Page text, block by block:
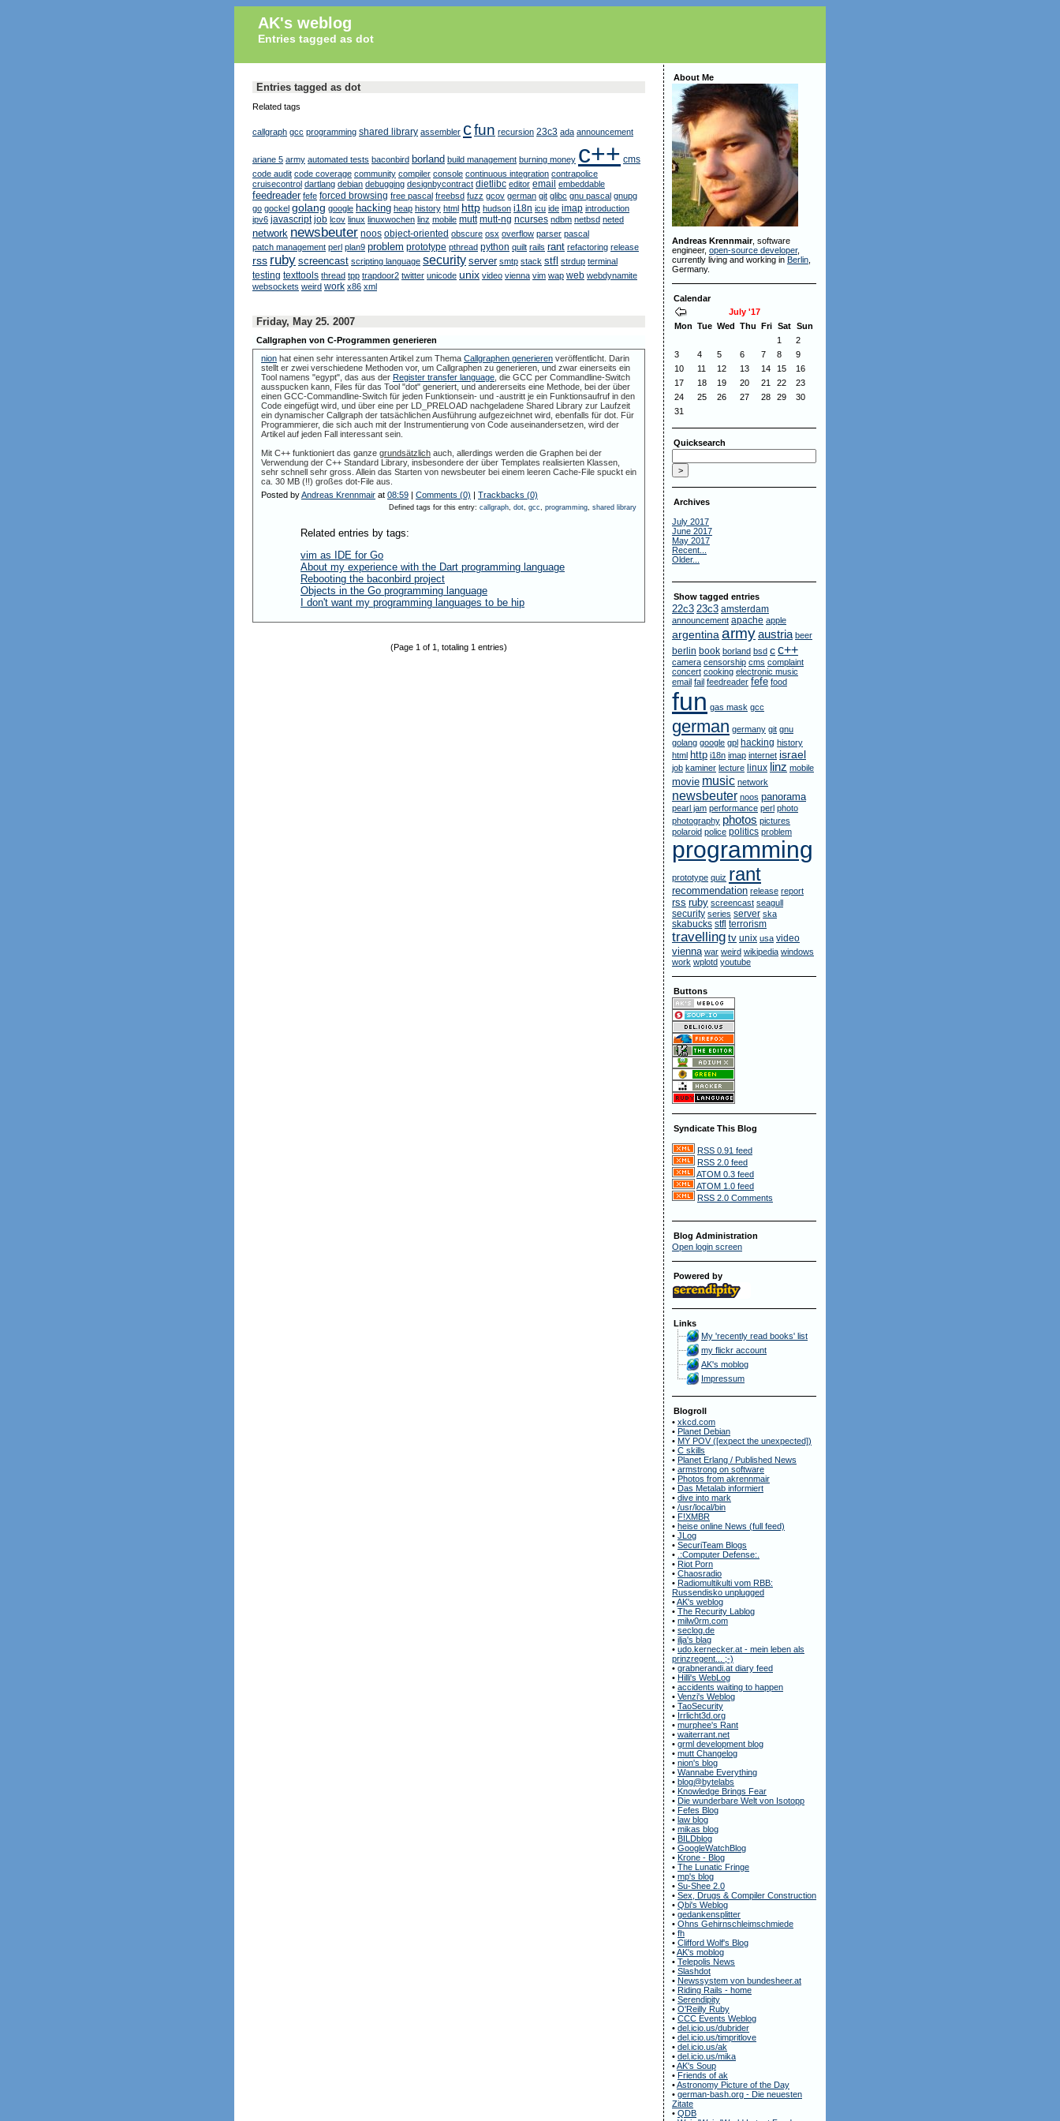
AK's weblog
Entries tagged as dot
Entries tagged as dot
Related tags
callgraph gcc programming shared library assembler cfun recursion 23c3 ada announcement
ariane 5 army automated tests baconbird borland build management burning money c++ cms
code audit code coverage community compiler console continuous integration contrapolice
cruisecontrol dartlang debian debugging designbycontract dietlibc editor email embeddable
feedreader fefe forced browsing free pascal freebsd fuzz gcov german git glibc gnu pascal gnupg
go gockel golang google hacking heap history html http hudson i18n icu ide imap introduction
ipv6 javascript job lcov linux linuxwochen linz mobile mutt mutt-ng ncurses ndbm netbsd neted
network newsbeuter noos object-oriented obscure osx overflow parser pascal
patch management perl plan9 problem prototype pthread python quilt rails rant refactoring release
rss ruby screencast scripting language security server smtp stack stfl strdup terminal
testing texttools thread tpp trapdoor2 twitter unicode unix video vienna vim wap web webdynamite
websockets weird work x86 xml
Friday, May 25. 2007
Callgraphen von C-Programmen generieren
nion hat einen sehr interessanten Artikel zum Thema Callgraphen generieren veröffentlicht. Darin
stellt er zwei verschiedene Methoden vor, um Callgraphen zu generieren, und zwar einerseits ein
Tool namens "egypt", das aus der Register transfer language , die GCC per Commandline-Switch
ausspucken kann, Files für das Tool "dot" generiert, und andererseits eine Methode, bei der über
einen GCC-Commandline-Switch für jeden Funktionsein- und -austritt je ein Funktionsaufruf in den
Code eingefügt wird, und über eine per LD_PRELOAD nachgeladene Shared Library zur Laufzeit
ein dynamischer Callgraph der tatsächlichen Ausführung aufgezeichnet wird, ebenfalls für dot. Für
Programmierer, die sich auch mit der Instrumentierung von Code auseinandersetzen, wird der
Artikel auf jeden Fall interessant sein.
Mit C++ funktioniert das ganze grundsätzlich auch, allerdings werden die Graphen bei der
Verwendung der C++ Standard Library, insbesondere der über Templates realisierten Klassen,
sehr schnell sehr gross. Allein das Starten von newsbeuter bei einem leeren Cache-File spuckt ein
ca. 30 MB (!!) großes dot-File aus.
Posted byAndreas Krennmair at 08:59 Comments (0) Trackbacks (0)
Defined tags for this entry: callgraph, dot, gcc, programming, shared library
Related entries by tags:
vim as IDE for Go
About my experience with the Dart programming language
Rebooting the baconbird project
Objects in the Go programming language
I don't want my programming languages to be hip
(Page 1 of 1, totaling 1 entries)
About Me
Andreas Krennmair, software
engineer, open-source developer,
currently living and working in Berlin
Germany.
Calendar
July '17
Mon Tue Wed Thu Fri Sat
Sun
1
2
3
4 5 6 7 8
9
10
11 12 13 14 15
16
17
18 19 20 21 22
23
24
25 26 27 28 29
30
31
Quicksearch
Archives
July 2017
June 2017
May 2017
Recent...
Older...
Show tagged entries
22c3 23c3 amsterdam
announcement apache apple
argentinaarmyaustria beer
berlin book borland bsd c c++
camera censorship cms complaint
concert cooking electronic music
email fail feedreader fefe food
fun gas mask gcc
german germany git gnu
golang google gpl hacking history
html http i18n imap internet israel
job kaminer lecture linux linz mobile
movie music network
newsbeuter noos panorama
pearl jam performance perl photo
photography photos pictures
polaroid police politics problem
programming
prototype quiz rant
recommendation release report
rss ruby screencast seagull
security series server ska
skabucks stfl terrorism
travelling tv unix usa video
vienna war weird wikipedia windows
work wplotd youtube
Buttons
Syndicate This Blog
RSS 0.91 feed
RSS 2.0 feed
ATOM 0.3 feed
ATOM 1.0 feed
RSS 2.0 Comments
Blog Administration
Open login screen
Powered by
Links
My 'recently read books' list
my flickr account
AK's moblog
Impressum
Blogroll
• xkcd.com
• Planet Debian
• MY POV ([expect the unexpected])
• C skills
• Planet Erlang / Published News
• armstrong on software
• Photos from akrennmair
• Das Metalab informiert
• dive into mark
• /usr/local/bin
• F!XMBR
• heise online News (full feed)
• JLog
• SecuriTeam Blogs
• .:Computer Defense:.
• Riot Porn
• Chaosradio
• Radiomultikulti vom RBB:
Russendisko unplugged
•AK's weblog
• The Recurity Lablog
• milw0rm.com
• seclog.de
• ilja's blag
• udo.kernecker.at - mein leben als
prinzregent... ;-)
• grabnerandi.at diary feed
• Hilli's WebLog
• accidents waiting to happen
• Venzi's Weblog
• TaoSecurity
• Irrlicht3d.org
• murphee's Rant
• waiterrant.net
• grml development blog
• mutt Changelog
• nion's blog
• Wannabe Everything
• blog@bytelabs
• Knowledge Brings Fear
• Die wunderbare Welt von Isotopp
• Fefes Blog
• law blog
• mikas blog
• BILDblog
• GoogleWatchBlog
• Krone - Blog
• The Lunatic Fringe
• mp's blog
• Su-Shee 2.0
• Sex, Drugs & Compiler Construction
• Qbi's Weblog
• gedankensplitter
• Ohns Gehirnschleimschmiede
• fh
• Clifford Wolf's Blog
•AK's moblog
• Telepolis News
• Slashdot
• Newssystem von bundesheer.at
• Riding Rails - home
• Serendipity
• O'Reilly Ruby
• CCC Events Weblog
• del.icio.us/dubrider
• del.icio.us/timpritlove
• del.icio.us/ak
• del.icio.us/mika
•AK's Soup
• Friends of ak
•Astronomy Picture of the Day
• german-bash.org - Die neuesten
Zitate
• QDB